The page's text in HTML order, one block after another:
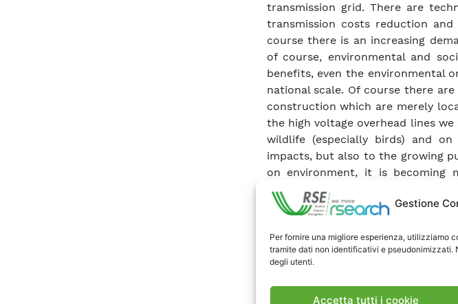
Gestione
Per fornire una migliore esperienza, utilizziamo
tramite dati non identificativi e
degli utenti.
Accetta tutti i cookie
transmission grid. There are
transmission costs reduction
course there is an increasing
of course, environmental and
benefits, even the environmental
national scale. Of course there
construction which are merely
the high voltage overhead lines
wildlife (especially birds) and
impacts, but also to the growing
on environment, it is
propose and realize new lines
to support decision makers in
Europeanglobal effects,
is needed. To this end (thanks to
the Italian Electrical System
RSE -formerly ERSE- and the